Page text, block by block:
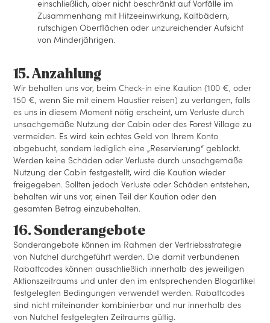
einschließlich, aber nicht beschränkt auf Vorfälle im
Zusammenhang mit Hitzeeinwirkung, Kaltbädern,
rutschigen Oberflächen oder unzureichender Aufsicht
von Minderjährigen.
15. Anzahlung
Wir behalten uns vor, beim Check-in eine Kaution (100 €, oder
150 €, wenn Sie mit einem Haustier reisen) zu verlangen, falls
es uns in diesem Moment nötig erscheint, um Verluste durch
unsachgemäße Nutzung der Cabin oder des Forest Village zu
vermeiden. Es wird kein echtes Geld von Ihrem Konto
abgebucht, sondern lediglich eine „Reservierung“ geblockt.
Werden keine Schäden oder Verluste durch unsachgemäße
Nutzung der Cabin festgestellt, wird die Kaution wieder
freigegeben. Sollten jedoch Verluste oder Schäden entstehen,
behalten wir uns vor, einen Teil der Kaution oder den
gesamten Betrag einzubehalten.
16. Sonderangebote
Sonderangebote können im Rahmen der Vertriebsstrategie
von Nutchel durchgeführt werden. Die damit verbundenen
Rabattcodes können ausschließlich innerhalb des jeweiligen
Aktionszeitraums und unter den im entsprechenden Blogartikel
festgelegten Bedingungen verwendet werden. Rabattcodes
sind nicht miteinander kombinierbar und nur innerhalb des
von Nutchel festgelegten Zeitraums gültig.